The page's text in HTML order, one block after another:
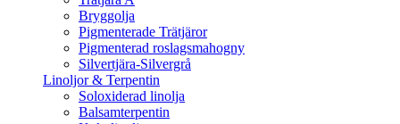
Bryggolja
Pigmenterade Trätjäror
Pigmenterad roslagsmahogny
Silvertjära-Silvergrå
Linoljor & Terpentin
Soloxiderad linolja
Balsamterpentin